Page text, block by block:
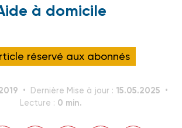
à domicile
réservé aux abonnés
Dernière Mise à jour : 15.05.2025
Lecture : 0 min.